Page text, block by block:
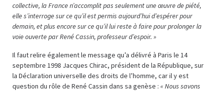
collective, la France n’accomplit pas seulement une œuvre de piété,
elle s’interroge sur ce qu’il est permis aujourd’hui d’espérer pour
demain, et plus encore sur ce qu’il lui reste à faire pour prolonger la
voie ouverte par René Cassin, professeur d’espoir. »
Il faut relire également le message qu’a délivré à Paris le 14
septembre 1998 Jacques Chirac, président de la République, sur
la Déclaration universelle des droits de l’homme, car il y est
question du rôle de René Cassin dans sa genèse : « Nous savons